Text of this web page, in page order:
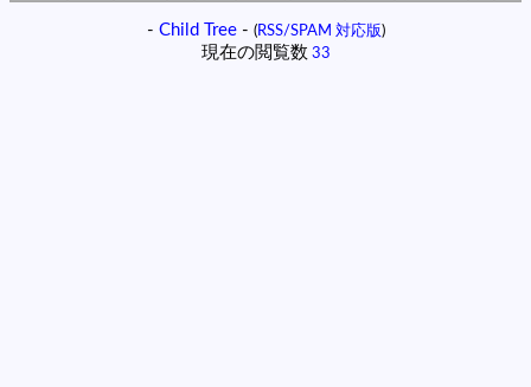
- Child Tree- (RSS/SPAM 対応版)
現在の閲覧数 33